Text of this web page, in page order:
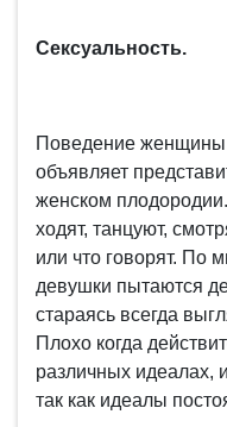
Сексуальность.
Поведение женщины
объявляет
женском
ходят, танцуют,
или что говорят. По
девушки пытаются
стараясь всегда
Плохо когда
различных идеалах,
так как идеалы